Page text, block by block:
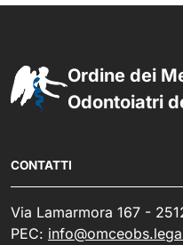
Ordine dei
Odontoiatri
CONTATTI
Via Lamarmora 167 -
PEC: